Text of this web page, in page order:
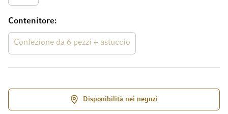
Contenitore
Confezione da 6 pezzi + astuccio
Disponibilità nei negozi